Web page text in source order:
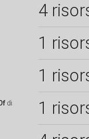
4
1
1
di 1